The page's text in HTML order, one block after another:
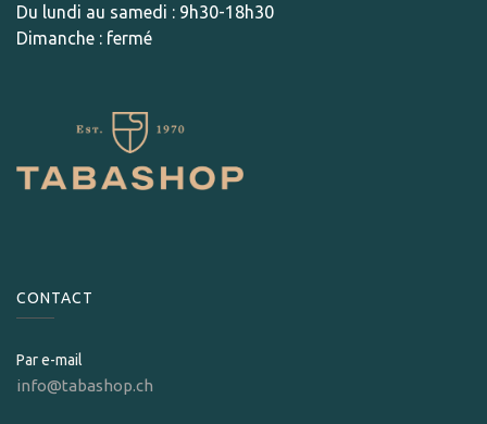
Du lundi au samedi : 9h30-18h30
Dimanche : fermé
CONTACT
Par e-mail
info@tabashop.ch